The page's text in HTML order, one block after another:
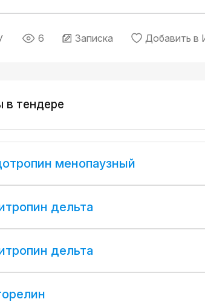
6 Записка Добавить в
в тендере
менопаузный
дельта
дельта